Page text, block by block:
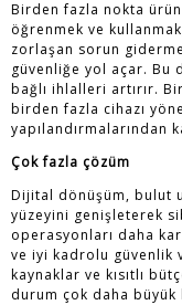
Birden fazla nokta
öğrenmek ve
zorlaşan sorun
güvenliğe yol açar. Bu
bağlı ihlalleri artırır.
birden fazla cihazı
yapılandırmalarından
Çok fazla çözüm
Dijital dönüşüm, bulut
yüzeyini genişleterek
operasyonları daha
ve iyi kadrolu güvenlik
kaynaklar ve kısıtlı
durum çok daha